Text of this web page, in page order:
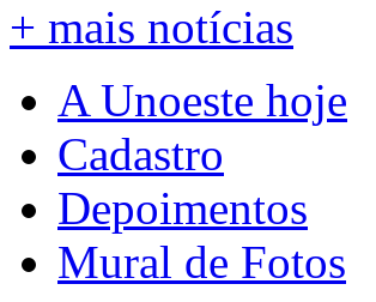
+ mais notícias
A Unoeste hoje
Cadastro
Depoimentos
Mural de Fotos